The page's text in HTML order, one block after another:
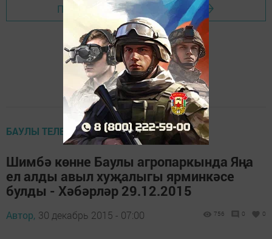
Перейти на страницу новости
БАУЛЫ ТЕЛЕВИДЕНИЕСЕ
Шимбә көнне Баулы агропаркында Яңа
ел алды авыл хуҗалыгы ярминкәсе
булды - Хәбәрләр 29.12.2015
Автор, 30 декабрь 2015 - 07:00 756 0 0